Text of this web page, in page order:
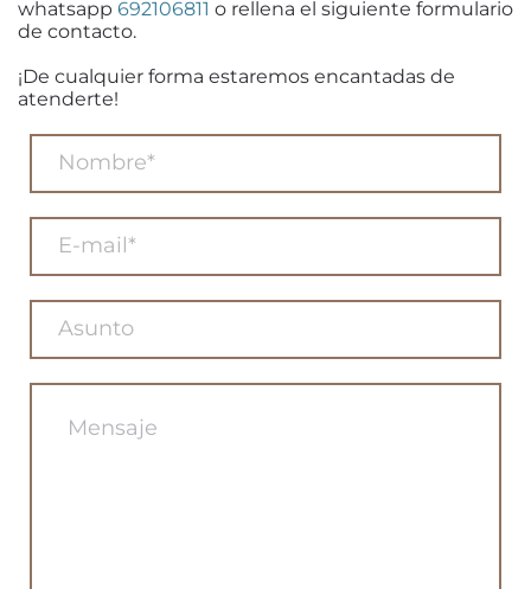
whatsapp 692106811 o rellena el siguiente formulario
de contacto.
¡De cualquier forma estaremos encantadas de
atenderte!